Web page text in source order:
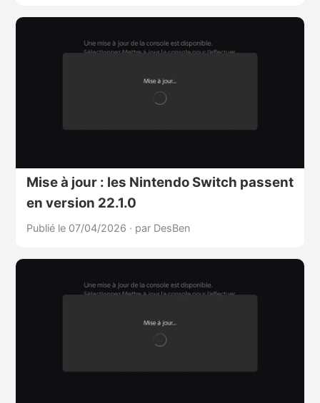
Mise à jour : les Nintendo Switch passent
en version 22.1.0
Publié le 07/04/2026 · par DesBen